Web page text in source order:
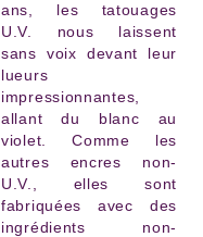
ans, les tatouages
U.V. nous laissent
sans voix devant leur
lueurs
impressionnantes,
allant du blanc au
violet. Comme les
autres encres non-
U.V., elles sont
fabriquées avec des
ingrédients non-